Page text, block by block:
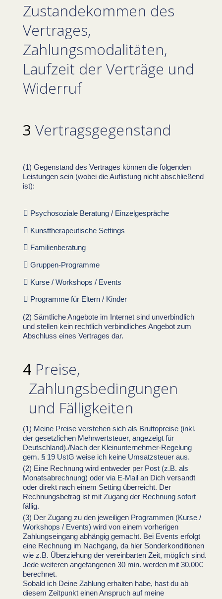
Zustandekommen des
Vertrages,
Zahlungsmodalitäten,
Laufzeit der Verträge und
Widerruf
Vertragsgegenstand
Gegenstand des Vertrages können die folgenden
Leistungen sein (wobei die Auflistung nicht abschließend
ist):
Psychosoziale Beratung / Einzelgespräche
Kunsttherapeutische Settings
Familienberatung
Gruppen-Programme
Kurse / Workshops / Events
Programme für Eltern / Kinder
Sämtliche Angebote im Internet sind unverbindlich
und stellen kein rechtlich verbindliches Angebot zum
Abschluss eines Vertrages dar.
Preise,
Zahlungsbedingungen
und Fälligkeiten
Meine Preise verstehen sich als Bruttopreise (inkl.
der gesetzlichen Mehrwertsteuer, angezeigt für
Deutschland)./Nach der Kleinunternehmer-Regelung
gem. § 19 UstG weise ich keine Umsatzsteuer aus.
Eine Rechnung wird entweder per Post (z.B. als
Monatsabrechnung) oder via E-Mail an Dich versandt
oder direkt nach einem Setting überreicht. Der
Rechnungsbetrag ist mit Zugang der Rechnung sofort
fällig.
Der Zugang zu den jeweiligen Programmen (Kurse /
Workshops / Events) wird von einem vorherigen
Zahlungseingang abhängig gemacht. Bei Events erfolgt
eine Rechnung im Nachgang, da hier Sonderkonditionen
wie z.B. Überziehung der vereinbarten Zeit, möglich sind.
Jede weiteren angefangenen 30 min. werden mit 30,00€
berechnet.
Sobald ich Deine Zahlung erhalten habe, hast du ab
diesem Zeitpunkt einen Anspruch auf meine